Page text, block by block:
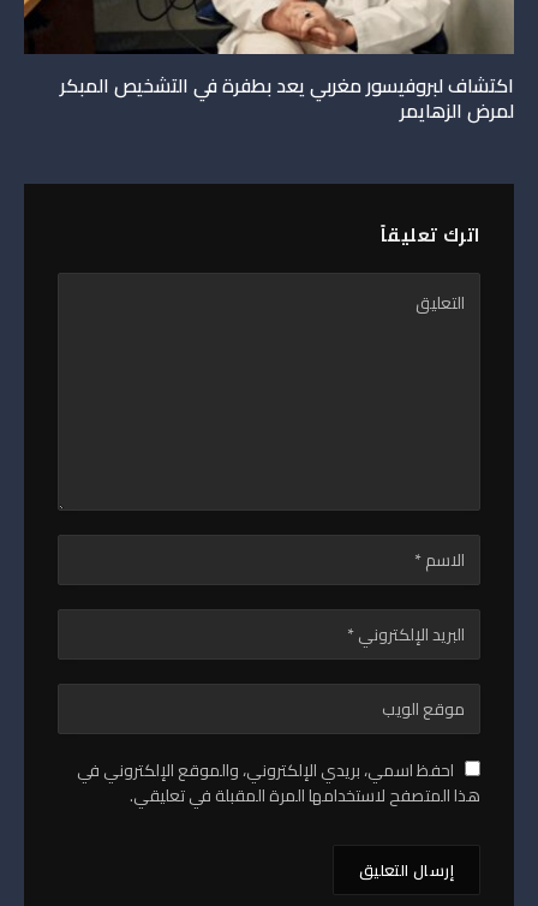
اكتشاف لبروفيسور مغربي يعد بطفرة في التشخيص المبكر
لمرض الزهايمر
اترك تعليقاً
احفظ اسمي، بريدي الإلكتروني، والموقع الإلكتروني في
هذا المتصفح لاستخدامها المرة المقبلة في تعليقي.